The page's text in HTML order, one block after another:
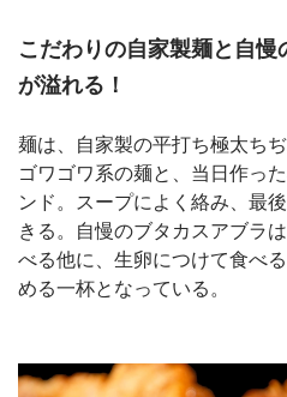
こだわりの自家製麺と自
が溢れる！
麺は、自家製の平打ち極太ち
ゴワゴワ系の麺と、当日作っ
ンド。スープによく絡み、最
きる。自慢のブタカスアブラ
べる他に、生卵につけて食べ
める一杯となっている。